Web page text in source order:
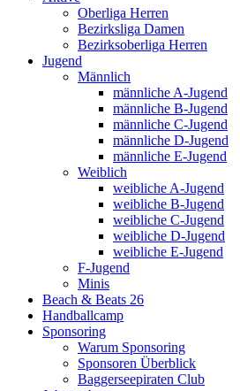
Oberliga Herren
Bezirksliga Damen
Bezirksoberliga Herren
Jugend
Männlich
männliche A-Jugend
männliche B-Jugend
männliche C-Jugend
männliche D-Jugend
männliche E-Jugend
Weiblich
weibliche A-Jugend
weibliche B-Jugend
weibliche C-Jugend
weibliche D-Jugend
weibliche E-Jugend
F-Jugend
Minis
Beach & Beats 26
Handballcamp
Sponsoring
Warum Sponsoring
Sponsoren Überblick
Baggerseepiraten Club